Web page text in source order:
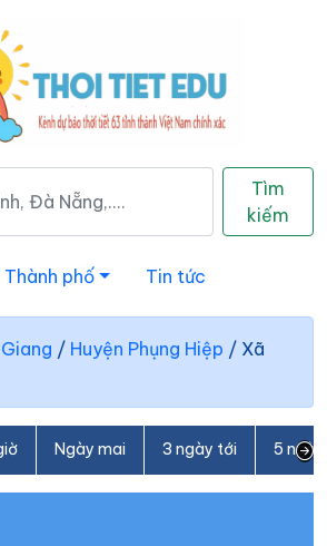
Tìm
kiếm
phố Tin tức
/ Huyện Phụng Hiệp / Xã
Ngày mai 3 ngày tới 5